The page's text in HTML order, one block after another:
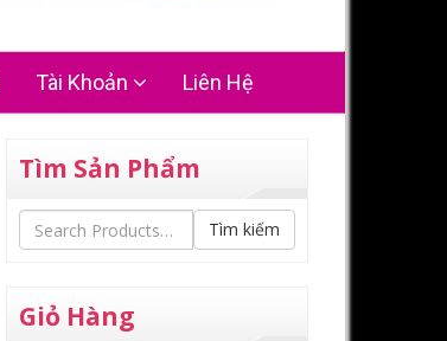
Tài Khoản Liên Hệ
Tìm Sản Phẩm
Tìm kiếm
Giỏ Hàng